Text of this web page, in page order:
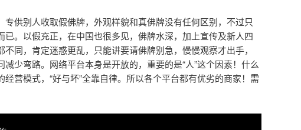
专供别人收取假佛牌，外观样貌和真佛牌没有任何区别，不过只
已。以假充正，在中国也很多见，佛牌水深，加上宣传及新人四
不同，肯定迷惑更乱，只能讲要请佛牌别急，慢慢观察才出手，
减少弯路。网络平台本身是开放的，重要的是“人”这个因素！什么
经营模式，“好与坏”全靠自律。所以各个平台都有优劣的商家！需